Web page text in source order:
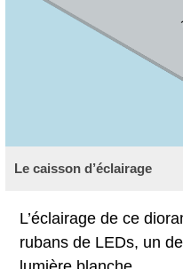
Le caisson d’éclairage
L’éclairage de ce
rubans de LEDs, un